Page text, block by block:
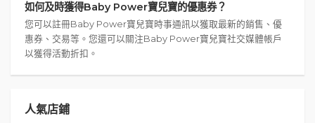
如何及時獲得Baby Power寶兒寶的優惠券？
您可以註冊Baby Power寶兒寶時事通訊以獲取最新的銷售、優
惠券、交易等。您還可以關注Baby Power寶兒寶社交媒體帳戶
以獲得活動折扣。
人氣店鋪